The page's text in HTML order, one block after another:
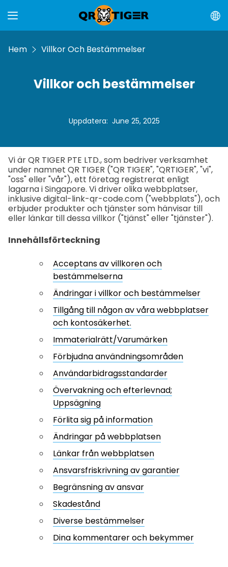
Hem Villkor Och Bestämmelser
Villkor och bestämmelser
Uppdatera: June 25, 2025
Vi är QR TIGER PTE LTD., som bedriver verksamhet
under namnet QR TIGER ("QR TIGER", "QRTIGER", "vi",
"oss" eller "vår"), ett företag registrerat enligt
lagarna i Singapore. Vi driver olika webbplatser,
inklusive digital-link-qr-code.com ("webbplats"), och
erbjuder produkter och tjänster som hänvisar till
eller länkar till dessa villkor ("tjänst" eller "tjänster").
Innehållsförteckning
Acceptans av villkoren och
bestämmelserna
Ändringar i villkor och bestämmelser
Tillgång till någon av våra webbplatser
och kontosäkerhet.
Immaterialrätt/Varumärken
Förbjudna användningsområden
Användarbidragsstandarder
Övervakning och efterlevnad;
Uppsägning
Förlita sig på information
Ändringar på webbplatsen
Länkar från webbplatsen
Ansvarsfriskrivning av garantier
Begränsning av ansvar
Skadestånd
Diverse bestämmelser
Dina kommentarer och bekymmer